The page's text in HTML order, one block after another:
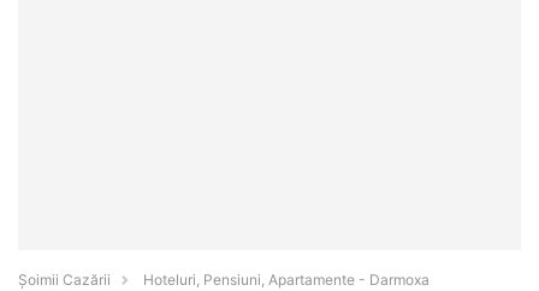
Șoimii Cazării
Hoteluri, Pensiuni, Apartamente - Darmoxa